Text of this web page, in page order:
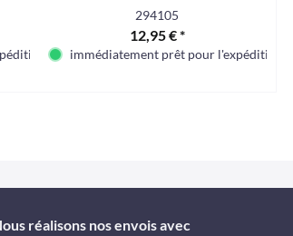
294105
12,95 € *
immédiatement prêt pour l'expédition
réalisons nos envois avec